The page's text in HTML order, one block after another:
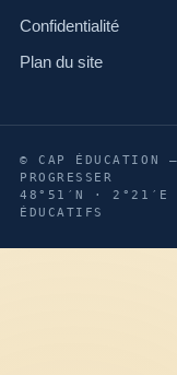
Confidentialité
Plan du site
© CAP ÉDUCATION
PROGRESSER
48°51′N · 2°21′E
ÉDUCATIFS